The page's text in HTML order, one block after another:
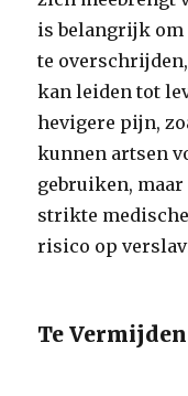
is belangrijk om
te
kan leiden tot
hevigere pijn,
kunnen artsen
gebruiken,
strikte
risico op
Te